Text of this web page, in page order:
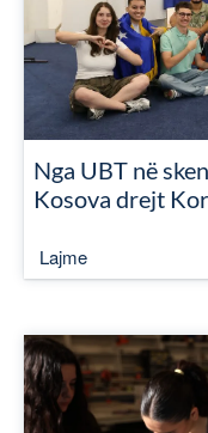
Nga UBT në
Kosova drejt
Lajme